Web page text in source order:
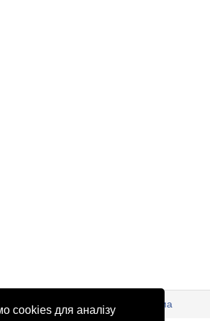
cookies для аналізу
Правова інформація Реклама